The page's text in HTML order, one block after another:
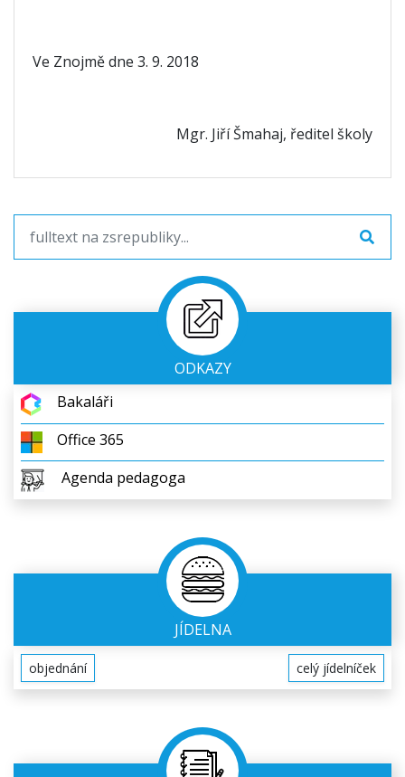
Ve Znojmě dne 3. 9. 2018
Mgr. Jiří Šmahaj, ředitel školy
ODKAZY
Bakaláři
Office 365
Agenda pedagoga
JÍDELNA
objednání celý jídelníček